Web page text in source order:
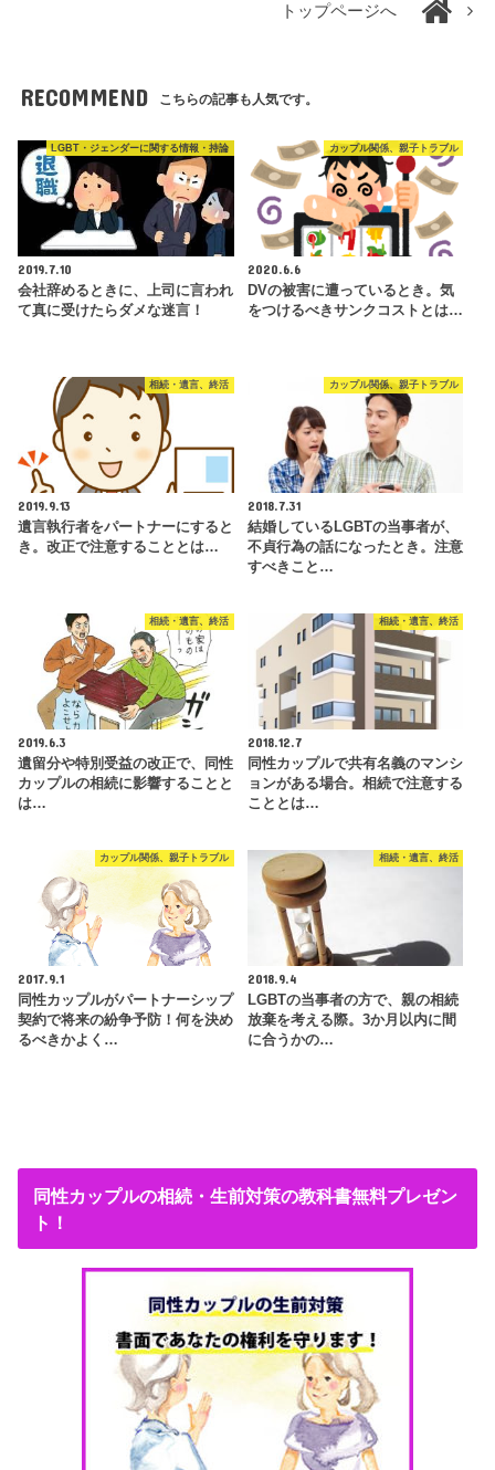
トップページへ
RECOMMEND こちらの記事も人気です。
LGBT・ジェンダーに関する情報・持論
2019.7.10
会社辞めるときに、上司に言われ
て真に受けたらダメな迷言！
カップル関係、親子トラブル
2020.6.6
DVの被害に遭っているとき。気
をつけるべきサンクコストとは…
相続・遺言、終活
2019.9.13
遺言執行者をパートナーにすると
き。改正で注意することとは…
カップル関係、親子トラブル
2018.7.31
結婚しているLGBTの当事者が、
不貞行為の話になったとき。注意
すべきこと…
相続・遺言、終活
2019.6.3
遺留分や特別受益の改正で、同性
カップルの相続に影響することと
は…
相続・遺言、終活
2018.12.7
同性カップルで共有名義のマンシ
ョンがある場合。相続で注意する
こととは…
カップル関係、親子トラブル
2017.9.1
同性カップルがパートナーシップ
契約で将来の紛争予防！何を決め
るべきかよく…
相続・遺言、終活
2018.9.4
LGBTの当事者の方で、親の相続
放棄を考える際。3か月以内に間
に合うかの…
同性カップルの相続・生前対策の教科書無料プレゼン
ト！